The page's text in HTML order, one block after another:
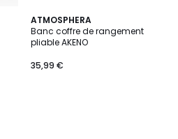
ATMOSPHERA
Banc coffre de rangement
pliable AKENO
35,99 €